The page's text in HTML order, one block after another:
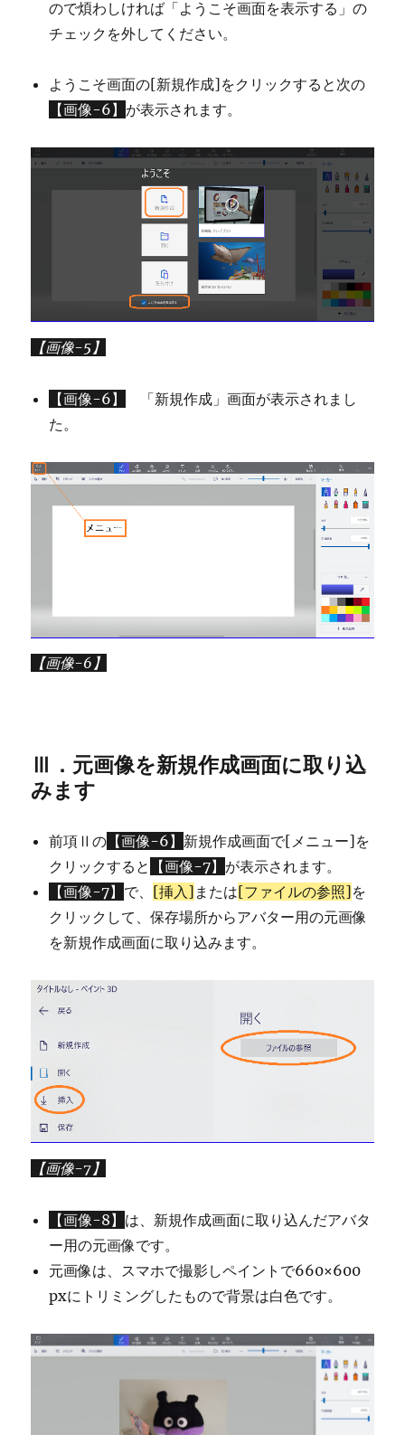
ので煩わしければ「ようこそ画面を表示する」の
チェックを外してください。
ようこそ画面の[新規作成]をクリックすると次の
【画像-6】 が表示されます。
【画像-5】
【画像-6】
「新規作成」画面が表示されまし
た。
【画像-6】
Ⅲ．元画像を新規作成画面に取り込
みます
前項Ⅱの 【画像-6】 新規作成画面で[メニュー]を
クリックすると
【画像-7】 が表示されます。
【画像-7】 で、 [挿入] または[ファイルの参照]を
クリックして、保存場所からアバター用の元画像
を新規作成画面に取り込みます。
【画像-7】
【画像-8】 は、新規作成画面に取り込んだアバタ
ー用の元画像です。
元画像は、スマホで撮影しペイントで660×600
pxにトリミングしたもので背景は白色です。